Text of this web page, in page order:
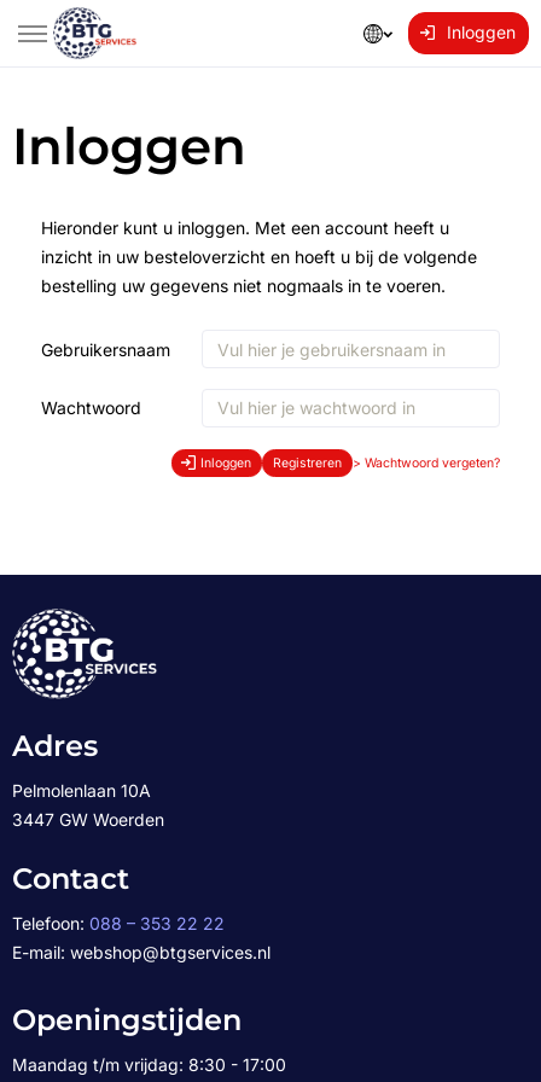
Inloggen
Inloggen
Hieronder kunt u inloggen. Met een account heeft u
inzicht in uw besteloverzicht en hoeft u bij de volgende
bestelling uw gegevens niet nogmaals in te voeren.
Gebruikersnaam
Wachtwoord
Inloggen Registreren > Wachtwoord vergeten?
Adres
Pelmolenlaan 10A
3447 GW Woerden
Contact
Telefoon: 088 – 353 22 22
E-mail: webshop@btgservices.nl
Openingstijden
Maandag t/m vrijdag: 8:30 - 17:00